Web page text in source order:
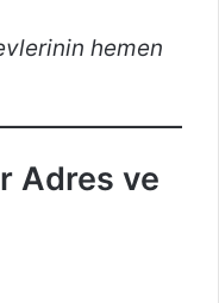
hemen
Adres ve